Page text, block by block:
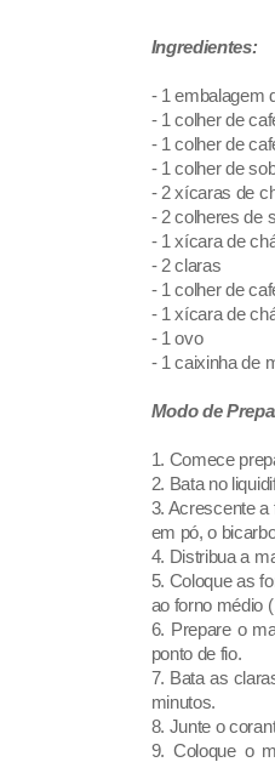
Ingredientes:
- 1 embalagem
- 1 colher de
- 1 colher de
- 1 colher de
- 2 xícaras de
- 2 colheres de
- 1 xícara de
- 2 claras
- 1 colher de
- 1 xícara de
- 1 ovo
- 1 caixinha de
Modo de
1. Comece
2. Bata no
3. Acrescente a
em pó, o
4. Distribua a
5. Coloque as
ao forno médio
6. Prepare o
ponto de fio.
7. Bata as
minutos.
8. Junte o
9. Coloque o